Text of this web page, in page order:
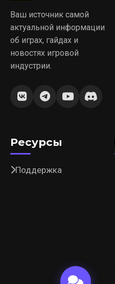
Ваш источник самой
актуальной информации
об играх, гайдах и
новостях игровой
индустрии.
Ресурсы
Поддержка